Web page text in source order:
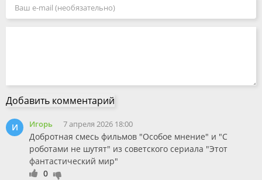
И Игорь 7 апреля 2026 18:00
Добротная смесь фильмов "Особое мнение" и "С
роботами не шутят" из советского сериала "Этот
фантастический мир"
0
Добавить комментарий